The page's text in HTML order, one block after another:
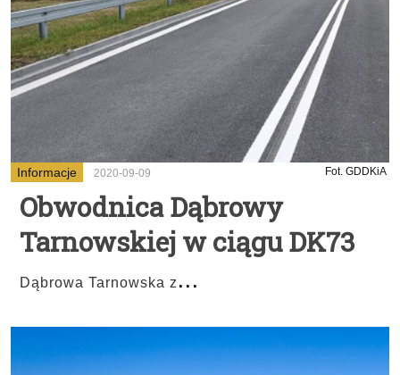
Informacje 2020-09-09 Fot. GDDKiA
Obwodnica Dąbrowy
Tarnowskiej w ciągu DK73
Dąbrowa Tarnowska z ...